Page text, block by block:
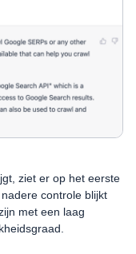
ziet er op het eerste
controle blijkt
met een laag